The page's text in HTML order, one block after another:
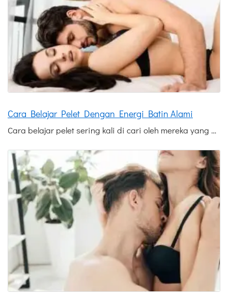
Cara Belajar Pelet Dengan Energi Batin Alami
Cara belajar pelet sering kali di cari oleh mereka yang …